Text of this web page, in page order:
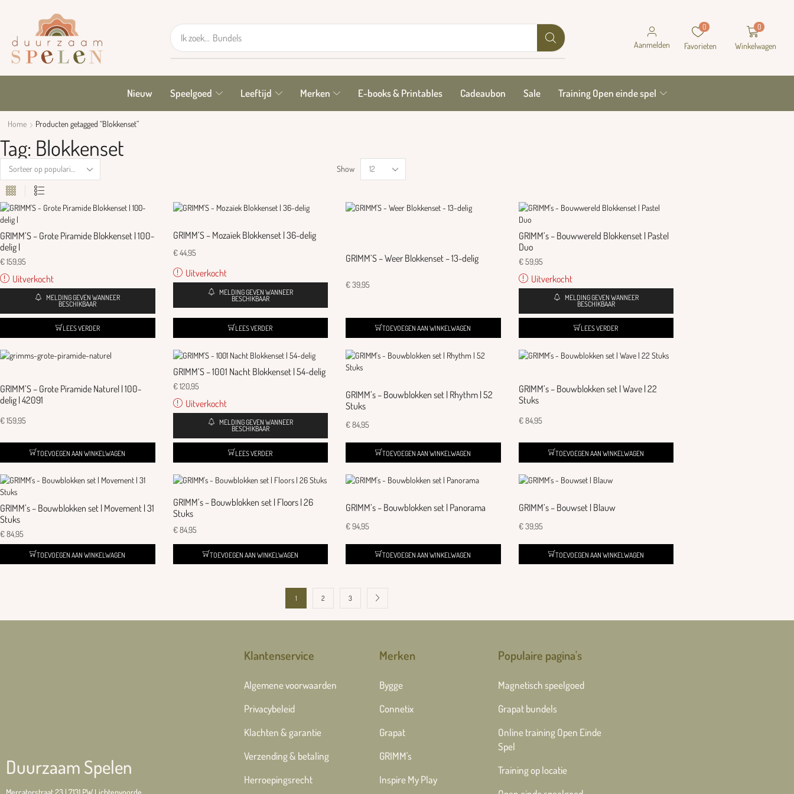
Ik zoek... Bundels
Aanmelden
0
Favorieten
0
Winkelwagen
Nieuw Speelgoed Leeftijd Merken E-books & Printables Cadeaubon Sale Training Open einde spel
Home Producten getagged “Blokkenset”
Tag: Blokkenset
Show
GRIMM’S – Grote Piramide Blokkenset | 100-
delig |
€159,95
Uitverkocht
MELDING GEVEN WANNEER
BESCHIKBAAR
LEES VERDER
GRIMM’S – Mozaïek Blokkenset | 36-delig
€44,95
Uitverkocht
MELDING GEVEN WANNEER
BESCHIKBAAR
LEES VERDER
GRIMM’S – Weer Blokkenset – 13-delig
€39,95
TOEVOEGEN AAN WINKELWAGEN
GRIMM’s – Bouwwereld Blokkenset | Pastel
Duo
€59,95
Uitverkocht
MELDING GEVEN WANNEER
BESCHIKBAAR
LEES VERDER
GRIMM’S – Grote Piramide Naturel | 100-
delig | 42091
€159,95
TOEVOEGEN AAN WINKELWAGEN
GRIMM’S – 1001 Nacht Blokkenset | 54-delig
€120,95
Uitverkocht
MELDING GEVEN WANNEER
BESCHIKBAAR
LEES VERDER
GRIMM’s – Bouwblokken set | Rhythm | 52
Stuks
€84,95
TOEVOEGEN AAN WINKELWAGEN
GRIMM’s – Bouwblokken set | Wave | 22
Stuks
€84,95
TOEVOEGEN AAN WINKELWAGEN
GRIMM’s – Bouwblokken set | Movement | 31
Stuks
€84,95
TOEVOEGEN AAN WINKELWAGEN
GRIMM’s – Bouwblokken set | Floors | 26
Stuks
€84,95
TOEVOEGEN AAN WINKELWAGEN
GRIMM’s – Bouwblokken set | Panorama
€94,95
TOEVOEGEN AAN WINKELWAGEN
GRIMM’s – Bouwset | Blauw
€39,95
TOEVOEGEN AAN WINKELWAGEN
1 2 3
Duurzaam Spelen
Mercatorstraat 23 | 7131 PW Lichtenvoorde
Klantenservice
Algemene voorwaarden
Privacybeleid
Klachten & garantie
Verzending & betaling
Herroepingsrecht
Merken
Bygge
Connetix
Grapat
GRIMM's
Inspire My Play
Populaire pagina's
Magnetisch speelgoed
Grapat bundels
Online training Open Einde
Spel
Training op locatie